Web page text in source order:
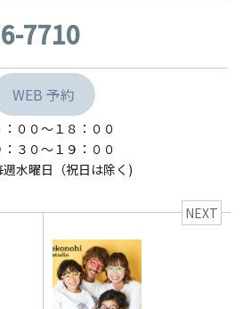
7710
WEB 予約
００〜１８：００
３０〜１９：００
週水曜日（祝日は除く)
NEXT